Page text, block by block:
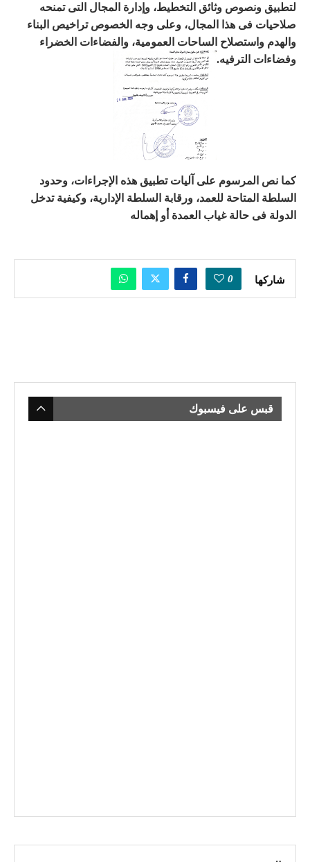
لتطبيق ونصوص وثائق التخطيط، وإدارة المجال التى تمنحه
صلاحيات فى هذا المجال، وعلى وجه الخصوص تراخيص البناء
والهدم واستصلاح الساحات العمومية، والفضاءات الخضراء
وفضاءات الترفيه.
كما نص المرسوم على آليات تطبيق هذه الإجراءات، وحدود
السلطة المتاحة للعمد، ورقابة السلطة الإدارية، وكيفية تدخل
الدولة فى حالة غياب العمدة أو إهماله
شاركها 0
قبس على فيسبوك